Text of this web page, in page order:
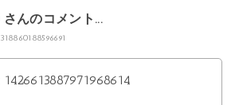
さんのコメント...